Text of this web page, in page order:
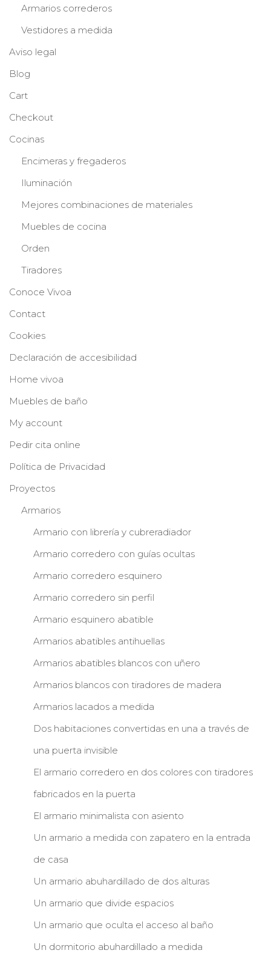
Armarios correderos
Vestidores a medida
Aviso legal
Blog
Cart
Checkout
Cocinas
Encimeras y fregaderos
Iluminación
Mejores combinaciones de materiales
Muebles de cocina
Orden
Tiradores
Conoce Vivoa
Contact
Cookies
Declaración de accesibilidad
Home vivoa
Muebles de baño
My account
Pedir cita online
Política de Privacidad
Proyectos
Armarios
Armario con librería y cubreradiador
Armario corredero con guías ocultas
Armario corredero esquinero
Armario corredero sin perfil
Armario esquinero abatible
Armarios abatibles antihuellas
Armarios abatibles blancos con uñero
Armarios blancos con tiradores de madera
Armarios lacados a medida
Dos habitaciones convertidas en una a través de
una puerta invisible
El armario corredero en dos colores con tiradores
fabricados en la puerta
El armario minimalista con asiento
Un armario a medida con zapatero en la entrada
de casa
Un armario abuhardillado de dos alturas
Un armario que divide espacios
Un armario que oculta el acceso al baño
Un dormitorio abuhardillado a medida